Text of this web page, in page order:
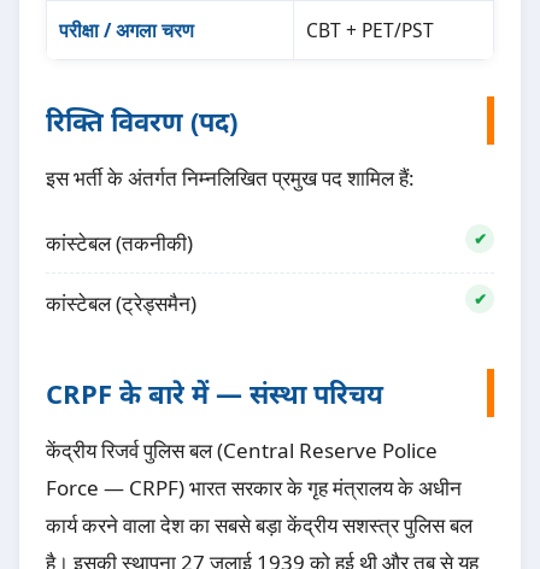
परीक्षा / अगला चरण CBT + PET/PST
रिक्ति विवरण (पद)
इस भर्ती के अंतर्गत निम्नलिखित प्रमुख पद शामिल हैं:
कांस्टेबल (तकनीकी)
कांस्टेबल (ट्रेड्समैन)
CRPF के बारे में — संस्था परिचय
केंद्रीय रिजर्व पुलिस बल (Central Reserve Police
Force — CRPF) भारत सरकार के गृह मंत्रालय के अधीन
कार्य करने वाला देश का सबसे बड़ा केंद्रीय सशस्त्र पुलिस बल
है। इसकी स्थापना 27 जुलाई 1939 को हुई थी और तब से यह